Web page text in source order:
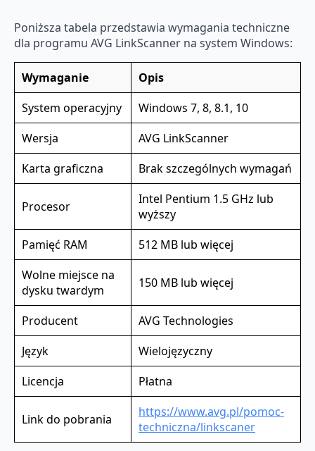
Poniższa tabela przedstawia wymagania techniczne
dla programu AVG LinkScanner na system Windows:
Wymaganie
Opis
System operacyjny
Windows 7, 8, 8.1, 10
Wersja
AVG LinkScanner
Karta graficzna
Brak szczególnych wymagań
Procesor
Intel Pentium 1.5 GHz lub
wyższy
Pamięć RAM
512 MB lub więcej
Wolne miejsce na
dysku twardym
150 MB lub więcej
Producent
AVG Technologies
Język
Wielojęzyczny
Licencja
Płatna
Link do pobrania
https://www.avg.pl/pomoc-
techniczna/linkscaner